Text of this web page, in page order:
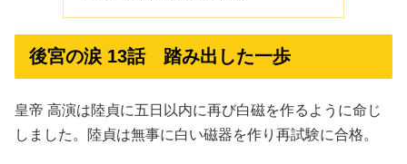
後宮の涙 13話 踏み出した一歩
皇帝 高演は陸貞に五日以内に再び白磁を作るように命じ
しました。陸貞は無事に白い磁器を作り再試験に合格。